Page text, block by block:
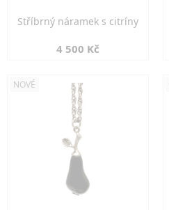
Stříbrný náramek s citríny
4 500 Kč
NOVÉ